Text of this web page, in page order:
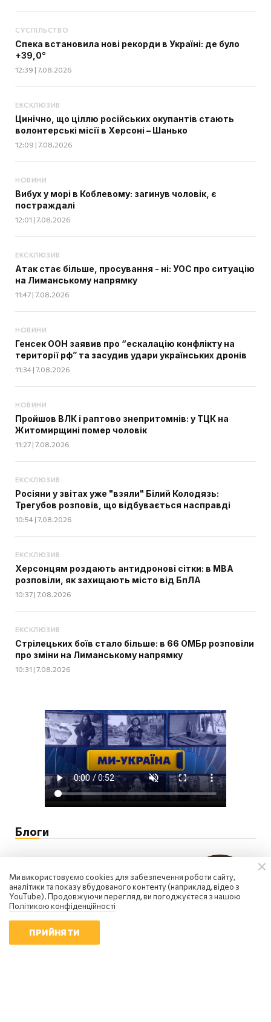
СУСПІЛЬСТВО
Спека встановила нові рекорди в Україні: де було
+39,0°
12:39 | 7.08.2026
ЕКСКЛЮЗИВ
Цинічно, що ціллю російських окупантів стають
волонтерські місії в Херсоні – Шанько
12:09 | 7.08.2026
НОВИНИ
Вибух у морі в Коблевому: загинув чоловік, є
постраждалі
12:01 | 7.08.2026
ЕКСКЛЮЗИВ
Атак стає більше, просування - ні: УОС про ситуацію
на Лиманському напрямку
11:47 | 7.08.2026
НОВИНИ
Генсек ООН заявив про “ескалацію конфлікту на
території рф” та засудив удари українських дронів
11:34 | 7.08.2026
НОВИНИ
Пройшов ВЛК і раптово знепритомнів: у ТЦК на
Житомирщині помер чоловік
11:27 | 7.08.2026
ЕКСКЛЮЗИВ
Росіяни у звітах уже "взяли" Білий Колодязь:
Трегубов розповів, що відбувається насправді
10:54 | 7.08.2026
ЕКСКЛЮЗИВ
Херсонцям роздають антидронові сітки: в МВА
розповіли, як захищають місто від БпЛА
10:37 | 7.08.2026
ЕКСКЛЮЗИВ
Стрілецьких боїв стало більше: в 66 ОМБр розповіли
про зміни на Лиманському напрямку
10:31 | 7.08.2026
Блоги
Ми використовуємо cookies для забезпечення роботи сайту,
аналітики та показу вбудованого контенту (наприклад, відео з
YouTube). Продовжуючи перегляд, ви погоджуєтеся з нашою
Політикою конфіденційності
ПРИЙНЯТИ